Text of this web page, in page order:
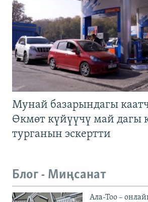
Мунай базарындагы
Өкмөт күйүүчү май дагы
турганын эскертти
Блог - Миңсанат
Ала-Тоо –